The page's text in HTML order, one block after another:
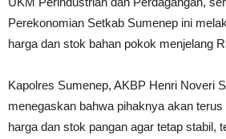
Perekonomian Setkab Sumenep ini
harga dan stok bahan pokok menjelang
Kapolres Sumenep, AKBP Henri Noveri
menegaskan bahwa pihaknya akan
harga dan stok pangan agar tetap stabil,